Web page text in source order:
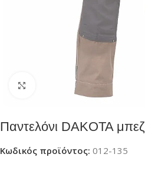
Click to enlarge
Παντελόνι DAKOTA μπεζ
Κωδικός προϊόντος: 012-135